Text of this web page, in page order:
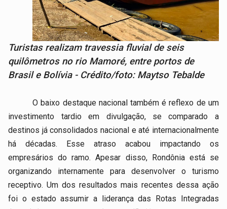
Turistas realizam travessia fluvial de seis
quilômetros no rio Mamoré, entre portos de
Brasil e Bolívia - Crédito/foto: Maytso Tebalde
O baixo destaque nacional também é reflexo de um
investimento tardio em divulgação, se comparado a
destinos já consolidados nacional e até internacionalmente
há décadas. Esse atraso acabou impactando os
empresários do ramo. Apesar disso, Rondônia está se
organizando internamente para desenvolver o turismo
receptivo. Um dos resultados mais recentes dessa ação
foi o estado assumir a liderança das Rotas Integradas